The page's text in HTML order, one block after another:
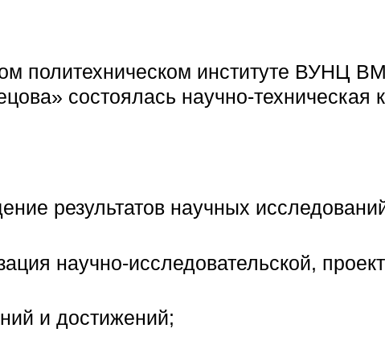
политехническом институте ВУНЦ
состоялась научно-
результатов научных
научно-исследовательской,
и достижений;